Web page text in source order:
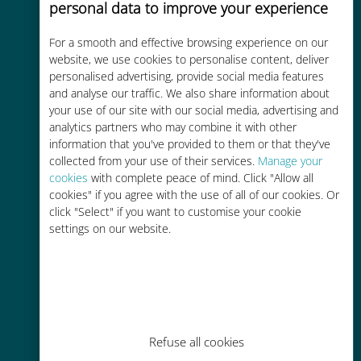
personal data to improve your experience
For a smooth and effective browsing experience on our
website, we use cookies to personalise content, deliver
personalised advertising, provide social media features
and analyse our traffic. We also share information about
your use of our site with our social media, advertising and
analytics partners who may combine it with other
information that you've provided to them or that they've
collected from your use of their services. Manage your
cookies with complete peace of mind. Click "Allow all
cookies" if you agree with the use of all of our cookies. Or
click "Select" if you want to customise your cookie
settings on our website.
Refuse all cookies
Custo-benefício
Até 90% mais barato do que as
tarifas de roaming de sua
operadora atual
Fácil recarga
Em qualquer lugar por meio do